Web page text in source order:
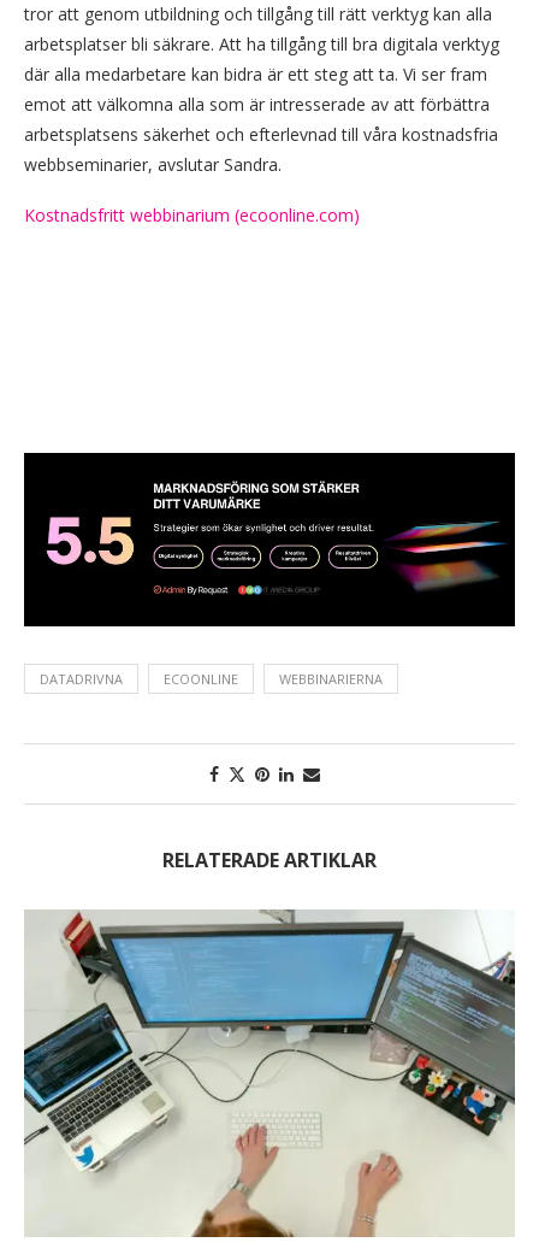
tror att genom utbildning och tillgång till rätt verktyg kan alla
arbetsplatser bli säkrare. Att ha tillgång till bra digitala verktyg
där alla medarbetare kan bidra är ett steg att ta. Vi ser fram
emot att välkomna alla som är intresserade av att förbättra
arbetsplatsens säkerhet och efterlevnad till våra kostnadsfria
webbseminarier, avslutar Sandra.
Kostnadsfritt webbinarium (ecoonline.com)
DATADRIVNA ECOONLINE WEBBINARIERNA
RELATERADE ARTIKLAR